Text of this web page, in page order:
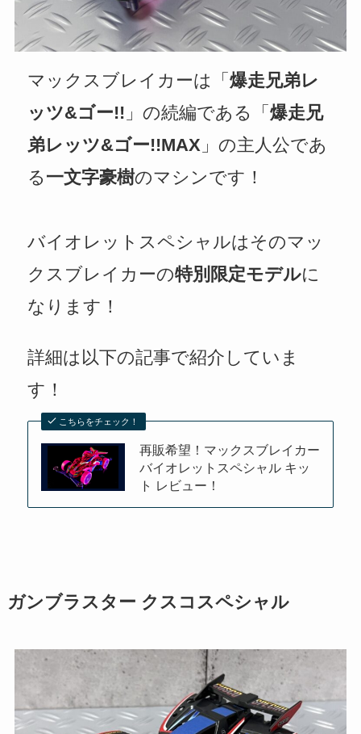
マックスブレイカーは「爆走兄弟レ
ッツ&ゴー!! 」の続編である「爆走兄
弟レッツ&ゴー!!MAX 」の主人公であ
る 一文字豪樹のマシンです！
バイオレットスペシャルはそのマッ
クスブレイカーの特別限定モデルに
なります！
詳細は以下の記事で紹介していま
す！
こちらをチェック！
再販希望！マックスブレイカー
バイオレットスペシャル キッ
ト レビュー！
ガンブラスター クスコスペシャル